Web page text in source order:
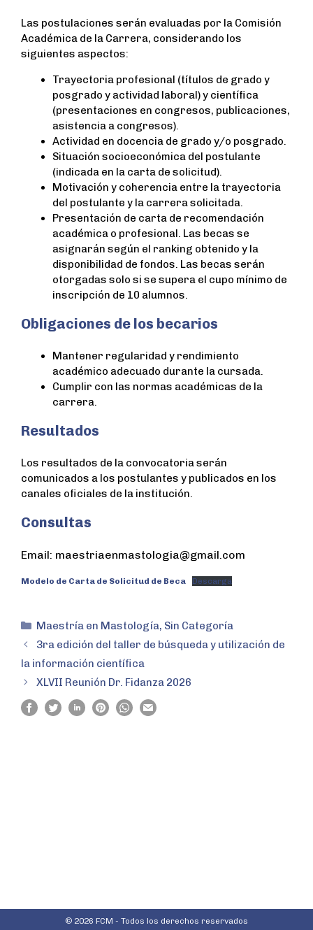
Las postulaciones serán evaluadas por la Comisión
Académica de la Carrera, considerando los
siguientes aspectos:
Trayectoria profesional (títulos de grado y
posgrado y actividad laboral) y científica
(presentaciones en congresos, publicaciones,
asistencia a congresos).
Actividad en docencia de grado y/o posgrado.
Situación socioeconómica del postulante
(indicada en la carta de solicitud).
Motivación y coherencia entre la trayectoria
del postulante y la carrera solicitada.
Presentación de carta de recomendación
académica o profesional. Las becas se
asignarán según el ranking obtenido y la
disponibilidad de fondos. Las becas serán
otorgadas solo si se supera el cupo mínimo de
inscripción de 10 alumnos.
Obligaciones de los becarios
Mantener regularidad y rendimiento
académico adecuado durante la cursada.
Cumplir con las normas académicas de la
carrera.
Resultados
Los resultados de la convocatoria serán
comunicados a los postulantes y publicados en los
canales oficiales de la institución.
Consultas
Email: maestriaenmastologia@gmail.com
Modelo de Carta de Solicitud de Beca Descarga
Maestría en Mastología, Sin Categoría
3ra edición del taller de búsqueda y utilización de
la información científica
XLVII Reunión Dr. Fidanza 2026
© 2026 FCM - Todos los derechos reservados